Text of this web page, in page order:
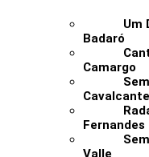
Um
Badaró
Camargo
Cavalcante
Fernandes
Valle